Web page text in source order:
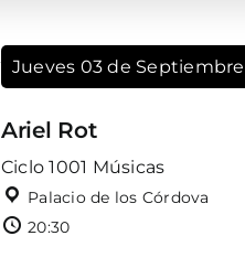
Jueves 03 de Septiembre
Ariel Rot
Ciclo 1001 Músicas
Palacio de los Córdova
20:30